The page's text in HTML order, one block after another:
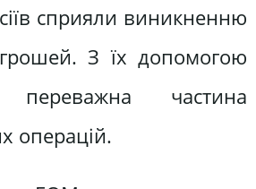
сприяли виникненню
З їх допомогою
переважна частина
операцій.